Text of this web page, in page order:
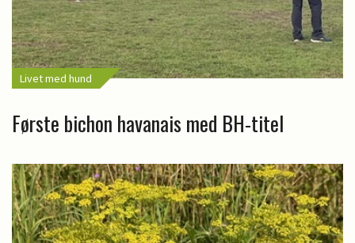
Livet med hund
Første bichon havanais med BH-titel